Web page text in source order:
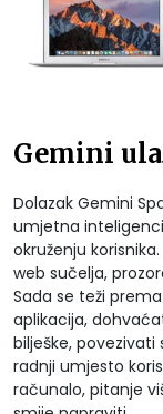
Gemini
Dolazak Gemini
umjetna
okruženju
web sučelja,
Sada se teži
aplikacija,
bilješke, povezivati
radnji umjesto
računalo, pitanje